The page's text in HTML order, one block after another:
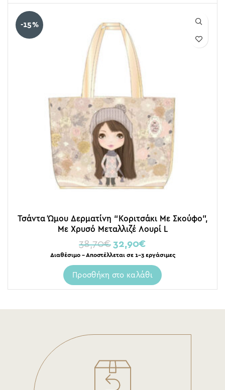
-15%
Τσάντα Ώμου Δερματίνη “Κοριτσάκι Με Σκούφο”,
Με Χρυσό Μεταλλιζέ Λουρί L
38,70€ 32,90€
Διαθέσιμο – Αποστέλλεται σε 1-3 εργάσιμες
Προσθήκη στο καλάθι